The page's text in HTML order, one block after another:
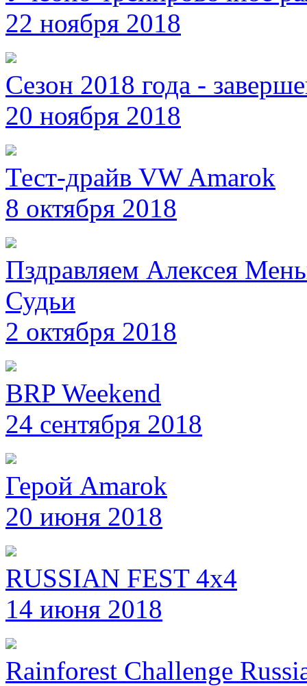
22 ноября 2018
Сезон 2018 года -
20 ноября 2018
Тест-драйв VW Amarok
8 октября 2018
Пздравляем Алексея
Судьи
2 октября 2018
BRP Weekend
24 сентября 2018
Герой Amarok
20 июня 2018
RUSSIAN FEST 4x4
14 июня 2018
Rainforest Challenge